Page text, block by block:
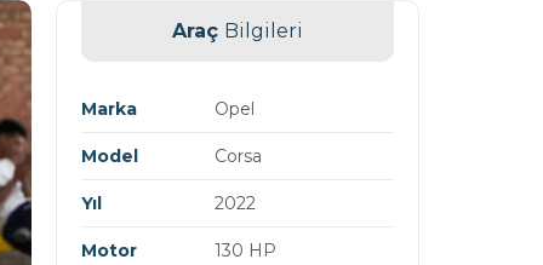
Araç Bilgileri
Marka Opel
Model Corsa
Yıl 2022
Motor 130 HP